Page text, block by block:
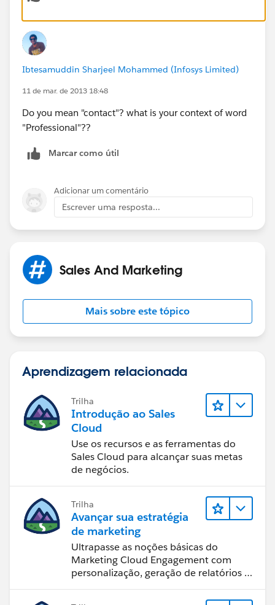
Ibtesamuddin Sharjeel Mohammed (Infosys Limited)
11 de mar. de 2013 18:48
Do you mean "contact"? what is your context of word
"Professional"??
Marcar como útil
Adicionar um comentário
Escrever uma resposta...
Sales And Marketing
Mais sobre este tópico
Aprendizagem relacionada
Trilha
Introdução ao Sales
Cloud
Use os recursos e as ferramentas do
Sales Cloud para alcançar suas metas
de negócios.
Trilha
Avançar sua estratégia
de marketing
Ultrapasse as noções básicas do
Marketing Cloud Engagement com
personalização, geração de relatórios e